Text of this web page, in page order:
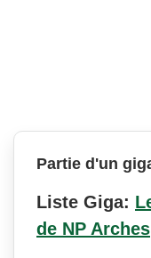
Partie d'un
Liste Giga:
de NP Arches